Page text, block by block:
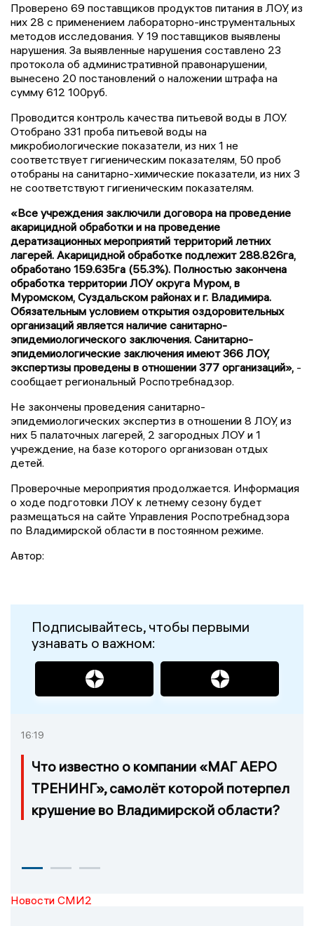
Проверено 69 поставщиков продуктов питания в ЛОУ, из
них 28 с применением лабораторно-инструментальных
методов исследования. У 19 поставщиков выявлены
нарушения. За выявленные нарушения составлено 23
протокола об административной правонарушении,
вынесено 20 постановлений о наложении штрафа на
сумму 612 100руб.
Проводится контроль качества питьевой воды в ЛОУ.
Отобрано 331 проба питьевой воды на
микробиологические показатели, из них 1 не
соответствует гигиеническим показателям, 50 проб
отобраны на санитарно-химические показатели, из них 3
не соответствуют гигиеническим показателям.
«Все учреждения заключили договора на проведение
акарицидной обработки и на проведение
дератизационных мероприятий территорий летних
лагерей. Акарицидной обработке подлежит 288.826га,
обработано 159.635га (55.3%). Полностью закончена
обработка территории ЛОУ округа Муром, в
Муромском, Суздальском районах и г. Владимира.
Обязательным условием открытия оздоровительных
организаций является наличие санитарно-
эпидемиологического заключения. Санитарно-
эпидемиологические заключения имеют 366 ЛОУ,
экспертизы проведены в отношении 377 организаций», -
сообщает региональный Роспотребнадзор.
Не закончены проведения санитарно-
эпидемиологических экспертиз в отношении 8 ЛОУ, из
них 5 палаточных лагерей, 2 загородных ЛОУ и 1
учреждение, на базе которого организован отдых
детей.
Проверочные мероприятия продолжается. Информация
о ходе подготовки ЛОУ к летнему сезону будет
размещаться на сайте Управления Роспотребнадзора
по Владимирской области в постоянном режиме.
Автор:
Подписывайтесь, чтобы первыми
узнавать о важном:
16:19
Что известно о компании «МАГ АЕРО
ТРЕНИНГ», самолёт которой потерпел
крушение во Владимирской области?
Новости СМИ2